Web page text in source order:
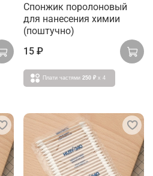
Спонжик поролоновый
для нанесения химии
(поштучно)
15 ₽
Плати частями 250 ₽ x 4